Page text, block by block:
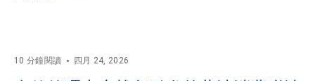
10 分鐘閱讀 四月 24, 2026